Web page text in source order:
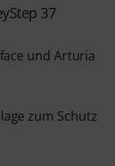
37
und Arturia
zum Schutz